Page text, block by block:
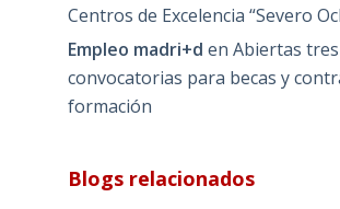
Centros de Excelencia “Severo
Empleo madri+d en Abiertas tres
convocatorias para becas y
formación
Blogs relacionados